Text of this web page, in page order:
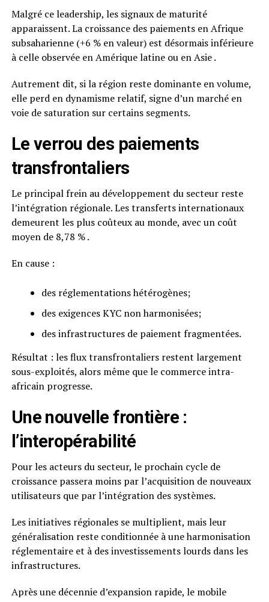
Malgré ce leadership, les signaux de maturité
apparaissent. La croissance des paiements en Afrique
subsaharienne (+6 % en valeur) est désormais inférieure
à celle observée en Amérique latine ou en Asie .
Autrement dit, si la région reste dominante en volume,
elle perd en dynamisme relatif, signe d’un marché en
voie de saturation sur certains segments.
Le verrou des paiements
transfrontaliers
Le principal frein au développement du secteur reste
l’intégration régionale. Les transferts internationaux
demeurent les plus coûteux au monde, avec un coût
moyen de 8,78 % .
En cause :
des réglementations hétérogènes;
des exigences KYC non harmonisées;
des infrastructures de paiement fragmentées.
Résultat : les flux transfrontaliers restent largement
sous-exploités, alors même que le commerce intra-
africain progresse.
Une nouvelle frontière :
l’interopérabilité
Pour les acteurs du secteur, le prochain cycle de
croissance passera moins par l’acquisition de nouveaux
utilisateurs que par l’intégration des systèmes.
Les initiatives régionales se multiplient, mais leur
généralisation reste conditionnée à une harmonisation
réglementaire et à des investissements lourds dans les
infrastructures.
Après une décennie d’expansion rapide, le mobile